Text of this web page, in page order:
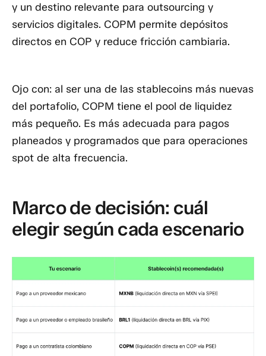
y un destino relevante para outsourcing y
servicios digitales. COPM permite depósitos
directos en COP y reduce fricción cambiaria.
Ojo con: al ser una de las stablecoins más nuevas
del portafolio, COPM tiene el pool de liquidez
más pequeño. Es más adecuada para pagos
planeados y programados que para operaciones
spot de alta frecuencia.
Marco de decisión: cuál
elegir según cada escenario